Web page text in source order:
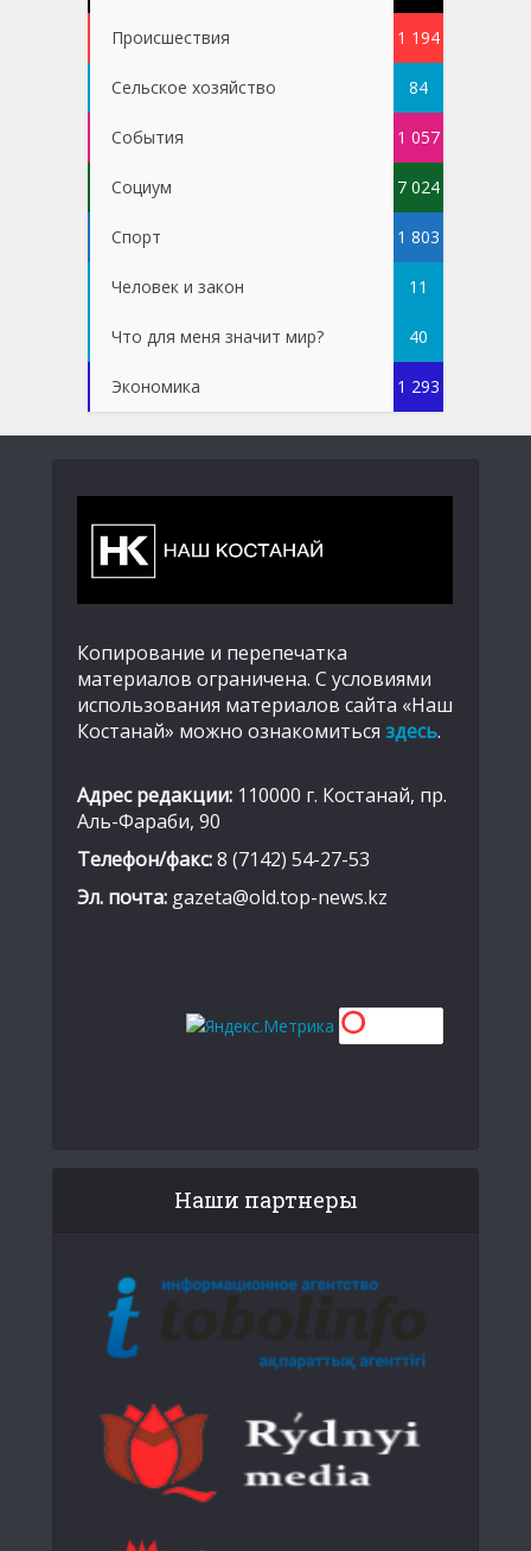
Проиcшествия 1 194
Сельское хозяйство 84
События 1 057
Социум 7 024
Спорт 1 803
Человек и закон 11
Что для меня значит мир? 40
Экономика 1 293
Копирование и перепечатка
материалов ограничена. С условиями
использования материалов сайта «Наш
Костанай» можно ознакомиться здесь.
Адрес редакции: 110000 г. Костанай, пр.
Аль-Фараби, 90
Телефон/факс:8 (7142) 54-27-53
Эл. почта: gazeta@old.top-news.kz
Наши партнеры